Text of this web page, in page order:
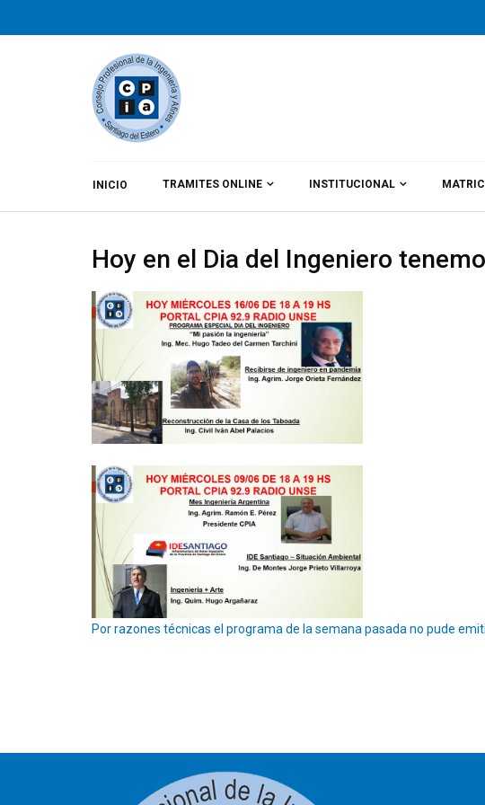
INICIO TRAMITES ONLINE INSTITUCIONAL
ByCPIA Category: Noticias
Hoy en el Dia del Ingeniero
Por razones técnicas el programa de la semana pasada no pude